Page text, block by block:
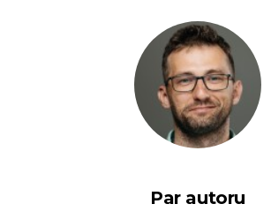
Par autoru